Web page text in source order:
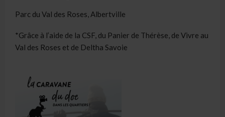
Parc du Val des Roses, Albertville
*Grâce à l’aide de la CSF, du Panier de Thérèse, de Vivre au
Val des Roses et de Deltha Savoie